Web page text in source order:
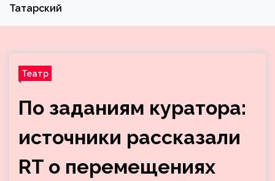
Татарский
Театр
По заданиям куратора:
источники рассказали
RT о перемещениях